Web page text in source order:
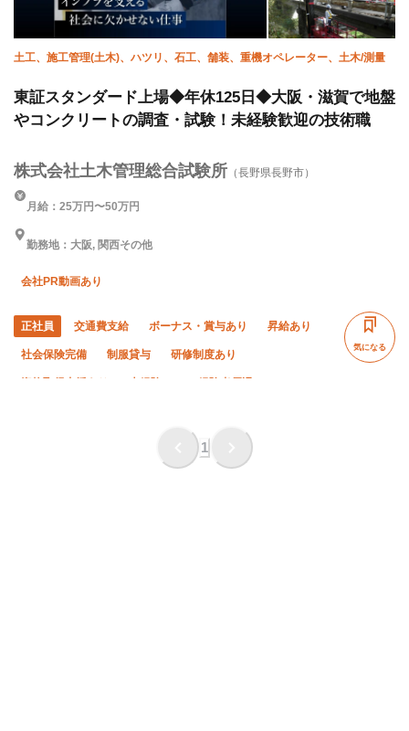
土工、施工管理(土木)、ハツリ、石工、舗装、重機オペレーター、土木/測量
東証スタンダード上場◆年休125日◆大阪・滋賀で地盤
やコンクリートの調査・試験！未経験歓迎の技術職
株式会社土木管理総合試験所 （長野県長野市）
月給：25万円〜50万円
勤務地：大阪, 関西その他
会社PR動画あり
正社員 交通費支給 ボーナス・賞与あり 昇給あり
社会保険完備 制服貸与 研修制度あり
土日休み
気になる
1